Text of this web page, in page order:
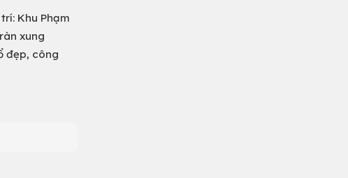
Khu Phạm
xung
đẹp, công